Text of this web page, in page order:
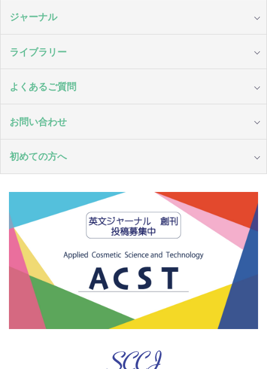
ジャーナル
ライブラリー
よくあるご質問
お問い合わせ
初めての方へ